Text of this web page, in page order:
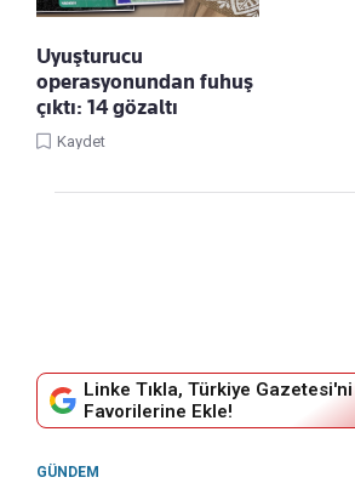
Uyuşturucu
operasyonundan fuhuş
çıktı: 14 gözaltı
Kaydet
Linke Tıkla, Türkiye
Favorilerine Ekle!
GÜNDEM